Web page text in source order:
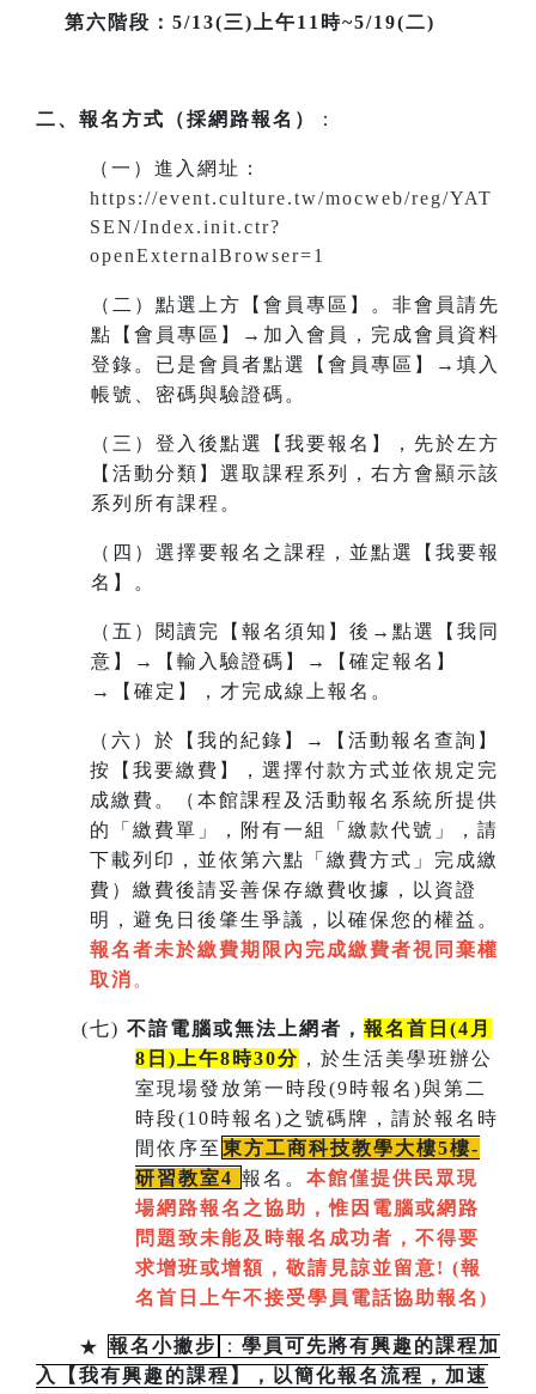
第六階段：5/13(三)上午11時~5/19(二)
二、報名方式（採網路報名） ：
（一）進入網址 ：
https://event.culture.tw/mocweb/reg/YAT
SEN/Index.init.ctr?
openExternalBrowser=1
（二）點選上方【會員專區】。非會員請先
點【會員專區】→加入會員，完成會員資料
登錄。已是會員者點選【會員專區】→填入
帳號、密碼與驗證碼。
（三）登入後點選【我要報名】，先於左方
【活動分類】選取課程系列，右方會顯示該
系列所有課程。
（四）選擇要報名之課程，並點選【我要報
名】。
（五）閱讀完【報名須知】後→點選【我同
意】→【輸入驗證碼】→【確定報名】
→【確定】，才完成線上報名。
（六）於【我的紀錄】→【活動報名查詢】
按【我要繳費】，選擇付款方式並依規定完
成繳費。（本館課程及活動報名系統所提供
的「繳費單」，附有一組
「繳款代號」，請
下載列印，並依第六點「繳費方式」完成繳
費）繳費後請妥善保存繳費收據，以資證
明，避免日後肇生爭議，以確保您的權益。
報名者未於繳費期限內完成繳費者視同棄權
取消 。
(七) 不諳電腦或無法上網者， 報名首日(4月
8日)上午8時30分 ，於生活美學班辦公
室現場發放第一時段(9時報名)與第二
時段(10時報名)之號碼牌，請於報名時
間依序至 東方工商科技教學大樓5樓-
研習教室4 報名。本館僅提供民眾現
場網路報名之協助，惟因電腦或網路
問題致未能及時報名成功者，不得要
求增班或增額，敬請見諒並留意! (報
名首日上午不接受學員電話協助報名)
★ 報名小撇步 ： 學員可先將有興趣的課程加
入【我有興趣的課程】，以簡化報名流程，加速